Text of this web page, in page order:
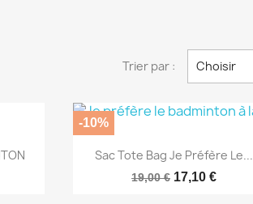
Trier par : Choisir
Aperçu rapide
Sac Tote Bag Je Préfère Le...
19,00 € 17,10 €
-10%